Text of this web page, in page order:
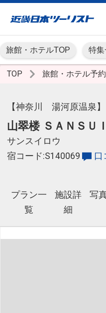
旅館・ホテルTOP 特集
TOP 旅館・ホテル予
【神奈川 湯河原温泉】
山翠楼 ＳＡＮＳＵ
サンスイロウ
宿コード:S140069
口
プラン一
覧
施設詳
細
写